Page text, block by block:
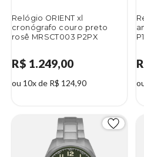
Relógio ORIENT xl
cronógrafo couro preto
rosê MRSCT003 P2PX
R$ 1.249,00
ou 10x de R$ 124,90